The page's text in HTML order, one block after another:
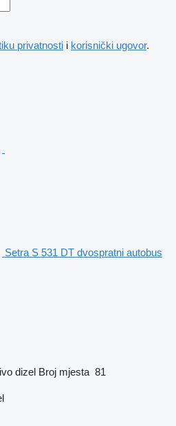
privatnosti i korisnički ugovor.
Setra S 531 DT dvospratni autobus
dizel Broj mjesta 81